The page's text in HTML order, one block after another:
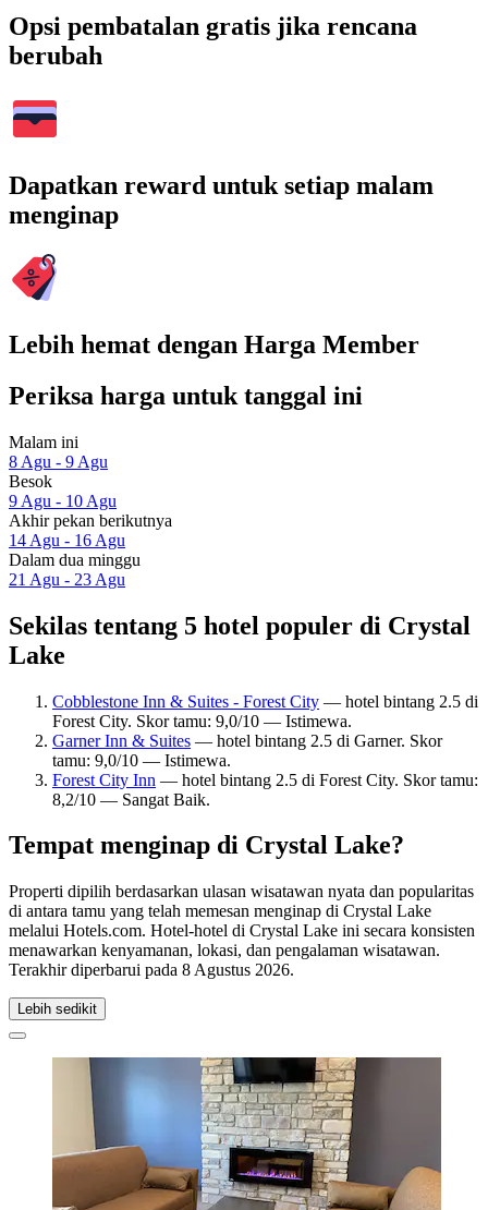
Opsi pembatalan gratis jika rencana
berubah
Dapatkan reward untuk setiap malam
menginap
Lebih hemat dengan Harga Member
Periksa harga untuk tanggal ini
Malam ini
8 Agu - 9 Agu
Besok
9 Agu - 10 Agu
Akhir pekan berikutnya
14 Agu - 16 Agu
Dalam dua minggu
21 Agu - 23 Agu
Sekilas tentang 5 hotel populer di Crystal
Lake
Cobblestone Inn & Suites - Forest City — hotel bintang 2.5 di
Forest City. Skor tamu: 9,0/10 — Istimewa.
Garner Inn & Suites — hotel bintang 2.5 di Garner. Skor
tamu: 9,0/10 — Istimewa.
Forest City Inn — hotel bintang 2.5 di Forest City. Skor tamu:
8,2/10 — Sangat Baik.
Tempat menginap di Crystal Lake?
Properti dipilih berdasarkan ulasan wisatawan nyata dan popularitas
di antara tamu yang telah memesan menginap di Crystal Lake
melalui Hotels.com. Hotel-hotel di Crystal Lake ini secara konsisten
menawarkan kenyamanan, lokasi, dan pengalaman wisatawan.
Terakhir diperbarui pada 8 Agustus 2026.
Lebih sedikit